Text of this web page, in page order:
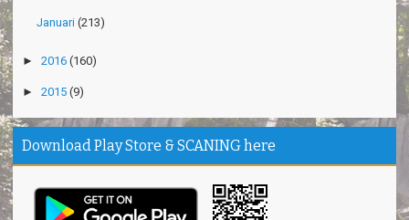
Januari (213)
► 2016 (160)
► 2015 (9)
Download Play Store & SCANING here